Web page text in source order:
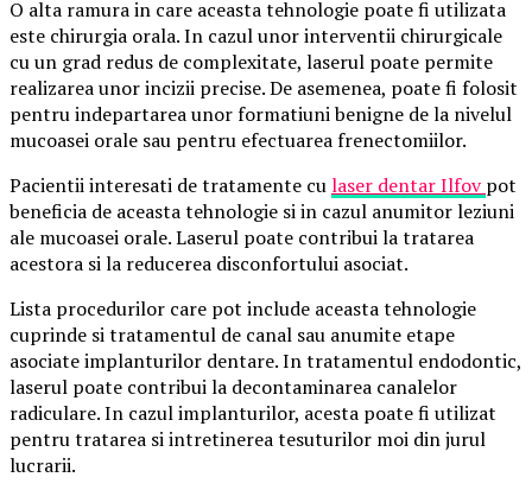
O alta ramura in care aceasta tehnologie poate fi utilizata
este chirurgia orala. In cazul unor interventii chirurgicale
cu un grad redus de complexitate, laserul poate permite
realizarea unor incizii precise. De asemenea, poate fi folosit
pentru indepartarea unor formatiuni benigne de la nivelul
mucoasei orale sau pentru efectuarea frenectomiilor.
Pacientii interesati de tratamente culaser dentar Ilfovpot
beneficia de aceasta tehnologie si in cazul anumitor leziuni
ale mucoasei orale. Laserul poate contribui la tratarea
acestora si la reducerea disconfortului asociat.
Lista procedurilor care pot include aceasta tehnologie
cuprinde si tratamentul de canal sau anumite etape
asociate implanturilor dentare. In tratamentul endodontic,
laserul poate contribui la decontaminarea canalelor
radiculare. In cazul implanturilor, acesta poate fi utilizat
pentru tratarea si intretinerea tesuturilor moi din jurul
lucrarii.